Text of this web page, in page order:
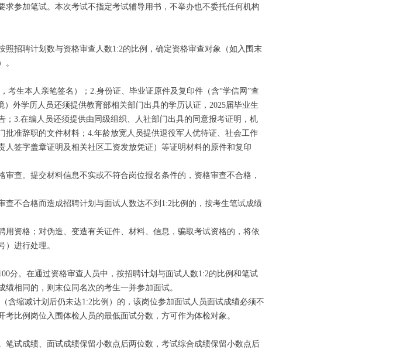
参加笔试。本次考试不指定考试辅导用书，不举办也不委托任何机构
招聘计划数与资格审查人数1:2的比例，确定资格审查对象（如入围末
。
生本人亲笔签名）；2.身份证、毕业证原件及复印件（含“学信网”查
外学历人员还须提供教育部相关部门出具的学历认证，2025届毕业生
3.在编人员还须提供由同级组织、人社部门出具的同意报考证明，机
准辞职的文件材料；4.年龄放宽人员提供退役军人优待证、社会工作
签字盖章证明及相关社区工资发放凭证）等证明材料的原件和复印
。提交材料信息不实或不符合岗位报名条件的，资格审查不合格，
不合格而造成招聘计划与面试人数达不到1:2比例的，按考生笔试成绩
资格；对伪造、变造有关证件、材料、信息，骗取考试资格的，将依
）进行处理。
。在通过资格审查人员中，按招聘计划与面试人数1:2的比例和笔试
相同的，则末位同名次的考生一并参加面试。
缩减计划后仍未达1:2比例）的，该岗位参加面试人员面试成绩必须不
比例岗位入围体检人员的最低面试分数，方可作为体检对象。
试成绩、面试成绩保留小数点后两位数，考试综合成绩保留小数点后